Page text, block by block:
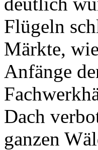
Flügeln
Märkte,
Anfänge
Dach
ganzen